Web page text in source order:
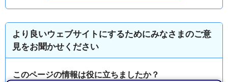
より良いウェブサイトにするためにみなさまのご意
見をお聞かせください
このページの情報は役に立ちましたか？